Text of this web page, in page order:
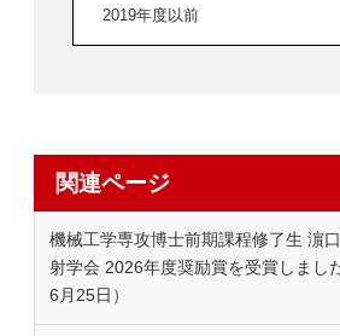
2019年度以前
関連ページ
機械工学専攻博士前期課程修了生 濵
射学会 2026年度奨励賞を受賞しまし
6月25日）